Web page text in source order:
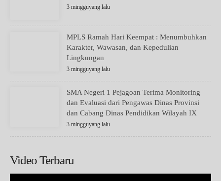
3 mingguyang lalu
MPLS Ramah Hari Keempat : Menumbuhkan
Karakter, Wawasan, dan Kepedulian
Lingkungan
3 mingguyang lalu
SMA Negeri 1 Pejagoan Terima Monitoring
dan Evaluasi dari Pengawas Dinas Provinsi
dan Cabang Dinas Pendidikan Wilayah IX
3 mingguyang lalu
Video Terbaru